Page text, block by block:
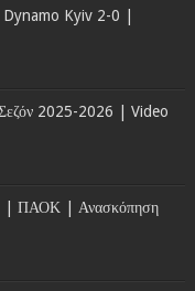
Kyiv 2-0 |
2025-2026 | Video
| ΠΑΟΚ | Ανασκόπηση